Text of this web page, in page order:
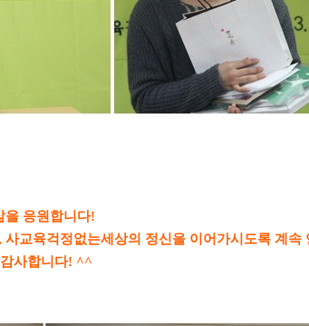
을 응원합니다!
교육걱정없는세상의 정신을 이어가시도록 계속
사합니다! ^^